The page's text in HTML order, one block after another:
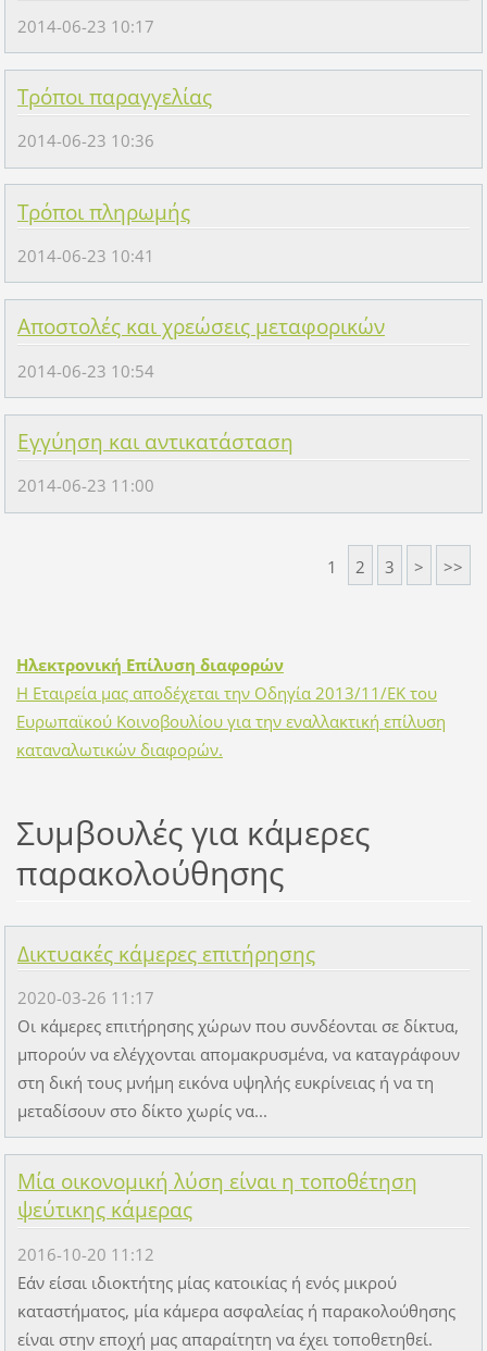
2014-06-23 10:17
Τρόποι παραγγελίας
2014-06-23 10:36
Τρόποι πληρωμής
2014-06-23 10:41
Αποστολές και χρεώσεις μεταφορικών
2014-06-23 10:54
Εγγύηση και αντικατάσταση
2014-06-23 11:00
1 2 3 > >>
Ηλεκτρονική Επίλυση διαφορών
Η Εταιρεία μας αποδέχεται την Οδηγία 2013/11/ΕΚ του
Ευρωπαϊκού Κοινοβουλίου για την εναλλακτική επίλυση
καταναλωτικών διαφορών.
Συμβουλές για κάμερες
παρακολούθησης
Δικτυακές κάμερες επιτήρησης
2020-03-26 11:17
Οι κάμερες επιτήρησης χώρων που συνδέονται σε δίκτυα,
μπορούν να ελέγχονται απομακρυσμένα, να καταγράφουν
στη δική τους μνήμη εικόνα υψηλής ευκρίνειας ή να τη
μεταδίσουν στο δίκτο χωρίς να...
Μία οικονομική λύση είναι η τοποθέτηση
ψεύτικης κάμερας
2016-10-20 11:12
Εάν είσαι ιδιοκτήτης μίας κατοικίας ή ενός μικρού
καταστήματος, μία κάμερα ασφαλείας ή παρακολούθησης
είναι στην εποχή μας απαραίτητη να έχει τοποθετηθεί.